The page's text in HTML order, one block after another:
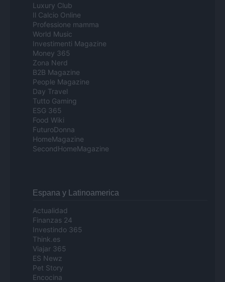
Luxury Club
Il Calcio Online
Professione mamma
World Music
Investimenti Magazine
Money 365
Zona Nerd
B2B Magazine
People Magazine
Day Travel
Tutto Gaming
ESG 365
Food Wiki
FuturoDonna
HomeMagazine
SecondHomeMagazine
Espana y Latinoamerica
Actualidad
Finanzas 24
Investindo 365
Think.es
Viajar 365
ES Newz
Pet Story
Encocina